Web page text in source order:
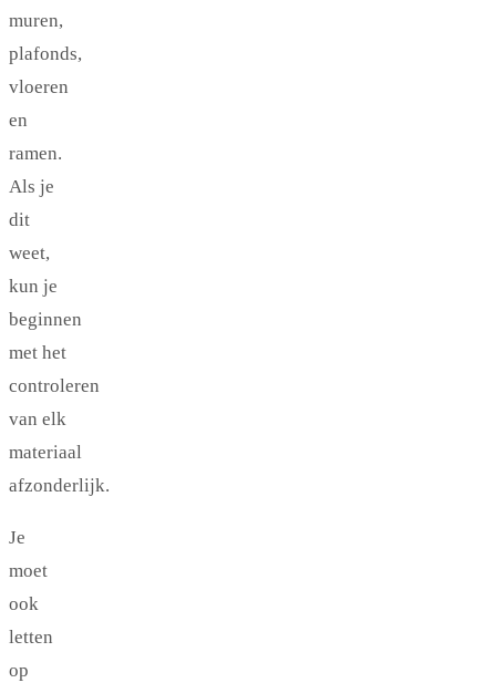
muren,
plafonds,
vloeren
en
ramen.
Als je
dit
weet,
kun je
beginnen
met het
controleren
van elk
materiaal
afzonderlijk.
Je
moet
ook
letten
op